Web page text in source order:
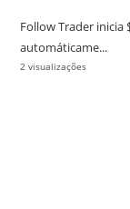
Follow Trader inicia
automáticame...
2 visualizações